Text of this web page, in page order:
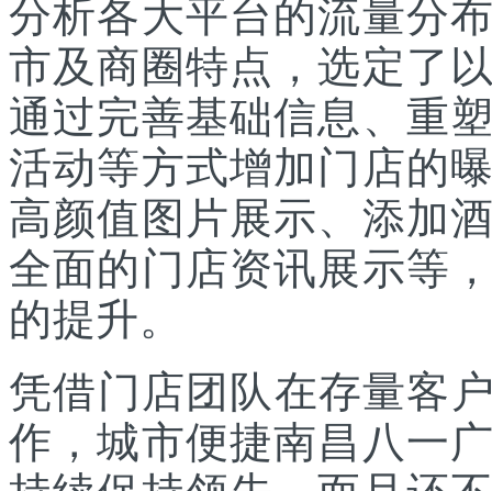
分析各大平台的流量分
市及商圈特点，选定了
通过完善基础信息、重
活动等方式增加门店的
高颜值图片展示、添加
全面的门店资讯展示等
的提升。
凭借门店团队在存量客
作，城市便捷南昌八一